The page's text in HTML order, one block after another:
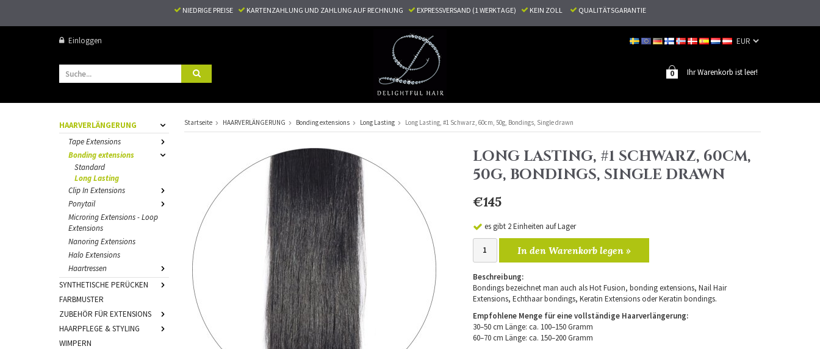
NIEDRIGE PREISE KARTENZAHLUNG UND ZAHLUNG AUF RECHNUNG EXPRESSVERSAND (1 WERKTAGE) KEIN ZOLL QUALITÄTSGARANTIE
Einloggen
Ihr Warenkorb ist leer!
0
HAARVERLÄNGERUNG
Tape Extensions
Bonding extensions
Standard
Long Lasting
Clip In Extensions
Ponytail
Microring Extensions - Loop
Extensions
Nanoring Extensions
Halo Extensions
Haartressen
SYNTHETISCHE PERÜCKEN
FARBMUSTER
ZUBEHÖR FÜR EXTENSIONS
HAARPFLEGE & STYLING
WIMPERN
Startseite HAARVERLÄNGERUNG Bonding extensions Long Lasting Long Lasting, #1 Schwarz, 60cm, 50g, Bondings, Single drawn
LONG LASTING, #1 SCHWARZ, 60CM,
50G, BONDINGS, SINGLE DRAWN
€145
es gibt 2 Einheiten auf Lager
In den Warenkorb legen »
Beschreibung:
Bondings bezeichnet man auch als Hot Fusion, bonding extensions, Nail Hair
Extensions, Echthaar bondings, Keratin Extensions oder Keratin bondings.
Empfohlene Menge für eine vollständige Haarverlängerung:
30–50 cm Länge: ca. 100–150 Gramm
60–70 cm Länge: ca. 150–200 Gramm